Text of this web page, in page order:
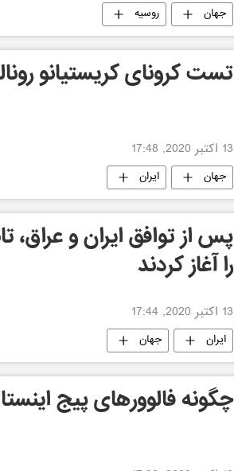
جهان روسیه
تست کرونای کریستیانو
13 اکتبر 2020, 17:48
جهان ایران
پس از توافق ایران و
را آغاز کردند
13 اکتبر 2020, 17:44
ایران جهان
چگونه فالوورهای پیج